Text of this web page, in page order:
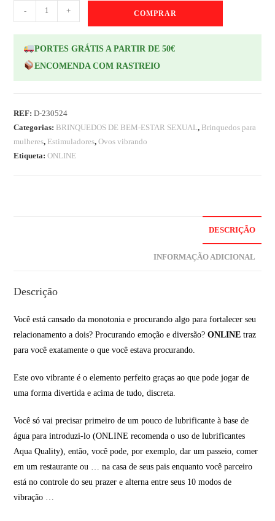
- + COMPRAR
PORTES GRÁTIS A PARTIR DE 50€
ENCOMENDA COM RASTREIO
REF:D-230524
Categorias: BRINQUEDOS DE BEM-ESTAR SEXUAL, Brinquedos para
mulheres, Estimuladores,Ovos vibrando
Etiqueta:ONLINE
DESCRIÇÃO
INFORMAÇÃO ADICIONAL
Descrição
Você está cansado da monotonia e procurando algo para fortalecer seu
relacionamento a dois? Procurando emoção e diversão?ONLINE traz
para você exatamente o que você estava procurando.
Este ovo vibrante é o elemento perfeito graças ao que pode jogar de
uma forma divertida e acima de tudo, discreta.
Você só vai precisar primeiro de um pouco de lubrificante à base de
água para introduzi-lo (ONLINE recomenda o uso de lubrificantes
Aqua Quality), então, você pode, por exemplo, dar um passeio, comer
em um restaurante ou … na casa de seus pais enquanto você parceiro
está no controle do seu prazer e alterna entre seus 10 modos de
vibração …